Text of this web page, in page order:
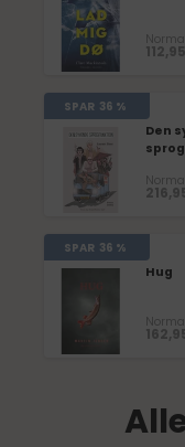
112,95
SPAR 36 %
Den
SPAR 36 %
Hug